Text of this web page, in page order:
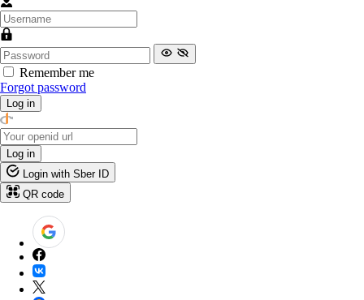
Remember me
Forgot password
Log in
Log in
Login with Sber ID
QR code